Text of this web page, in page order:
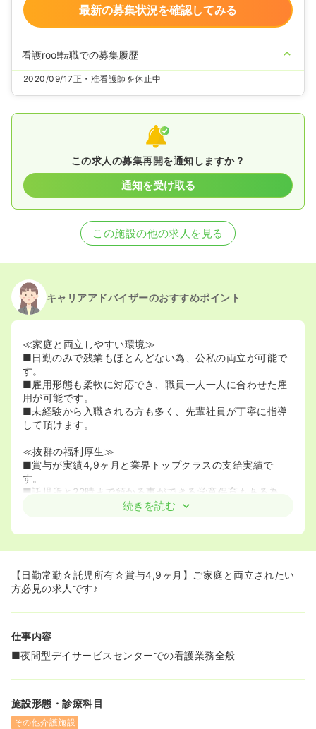
最新の募集状況を確認してみる
看護roo!転職での募集履歴
2020/09/17正・准看護師を休止中
この求人の募集再開を通知しますか？
通知を受け取る
この施設の他の求人を見る
キャリアアドバイザーのおすすめポイント
≪家庭と両立しやすい環境≫
■日勤のみで残業もほとんどない為、公私の両立が可能で
す。
■雇用形態も柔軟に対応でき、職員一人一人に合わせた雇
用が可能です。
■未経験から入職される方も多く、先輩社員が丁寧に指導
して頂けます。
≪抜群の福利厚生≫
■賞与が実績4,9ヶ月と業界トップクラスの支給実績で
す。
■託児所と22時まで預かる事ができる学童保育もある為、
安心してご勤務可能な職場です。最低でも半額、勤続年数
■エステサロンの割引制度がございます。
続きを読む
【日勤常勤☆託児所有☆賞与4,9ヶ月】ご家庭と両立されたい
方必見の求人です♪
仕事内容
■夜間型デイサービスセンターでの看護業務全般
施設形態・診療科目
その他介護施設